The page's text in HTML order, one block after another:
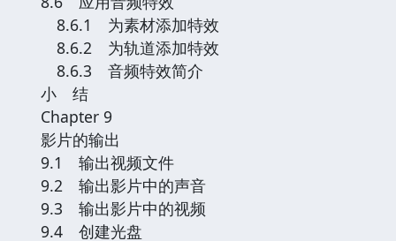
8.6.1 为素材添加特效
8.6.2 为轨道添加特效
8.6.3 音频特效简介
小 结
Chapter 9
影片的输出
9.1 输出视频文件
9.2 输出影片中的声音
9.3 输出影片中的视频
9.4 创建光盘